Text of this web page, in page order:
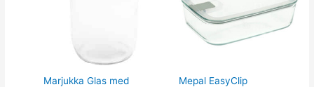
Marjukka Glas med
Mepal EasyClip